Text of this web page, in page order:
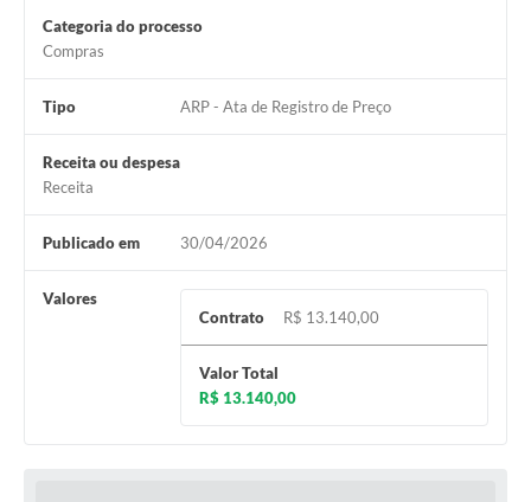
Categoria do processo
Compras
Tipo ARP - Ata de Registro de Preço
Receita ou despesa
Receita
Publicado em 30/04/2026
Valores
Contrato
R$ 13.140,00
Valor Total
R$ 13.140,00